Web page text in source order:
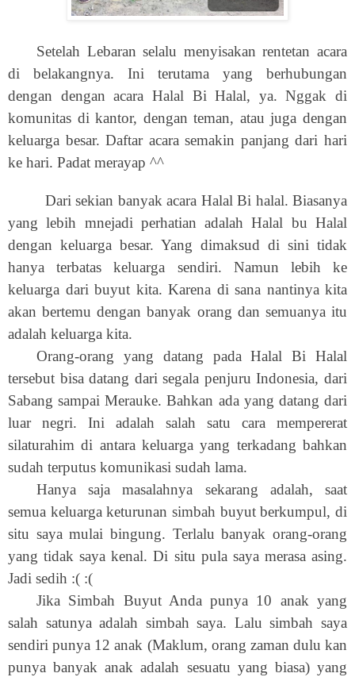
Setelah Lebaran selalu menyisakan rentetan acara
di belakangnya. Ini terutama yang berhubungan
dengan dengan acara Halal Bi Halal, ya. Nggak di
komunitas di kantor, dengan teman, atau juga dengan
keluarga besar. Daftar acara semakin panjang dari hari
ke hari. Padat merayap ^^
Dari sekian banyak acara Halal Bi halal. Biasanya
yang lebih mnejadi perhatian adalah Halal bu Halal
dengan keluarga besar. Yang dimaksud di sini tidak
hanya terbatas keluarga sendiri. Namun lebih ke
keluarga dari buyut kita. Karena di sana nantinya kita
akan bertemu dengan banyak orang dan semuanya itu
adalah keluarga kita.
Orang-orang yang datang pada Halal Bi Halal
tersebut bisa datang dari segala penjuruIndonesia, dari
Sabang sampai Merauke. Bahkan ada yang datang dari
luar negri. Ini adalah salah satu cara mempererat
silaturahim di antara keluarga yang terkadang bahkan
sudah terputus komunikasi sudah lama.
Hanya saja masalahnya sekarang adalah, saat
semua keluarga keturunan simbah buyut berkumpul, di
situ saya mulai bingung. Terlalu banyak orang-orang
yang tidak saya kenal. Di situ pula saya merasa asing.
Jadi sedih :( :(
Jika Simbah Buyut Anda punya 10 anak yang
salah satunya adalah simbah saya. Lalu simbah saya
sendiri punya 12 anak (Maklum, orang zaman dulu kan
punya banyak anak adalah sesuatu yang biasa) yang